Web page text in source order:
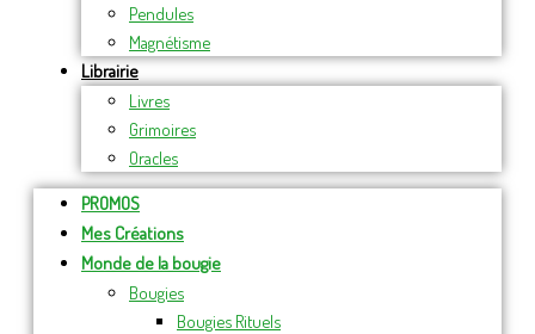
Pendules
Magnétisme
Librairie
Livres
Grimoires
Oracles
PROMOS
Mes Créations
Monde de la bougie
Bougies
Bougies Rituels